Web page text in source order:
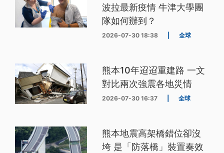
波拉最新疫情 牛津大學團
隊如何辦到？
2026-07-30 18:38 全球
熊本10年迢迢重建路 一文
對比兩次強震各地災情
2026-07-30 16:37 全球
熊本地震高架橋錯位卻沒
垮 是「防落橋」裝置奏效